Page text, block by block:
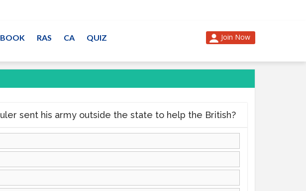
RAS CA
QUIZ
Join Now
ruler sent his army outside the state to help the British?